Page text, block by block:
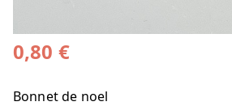
0,80 €
Bonnet de noel